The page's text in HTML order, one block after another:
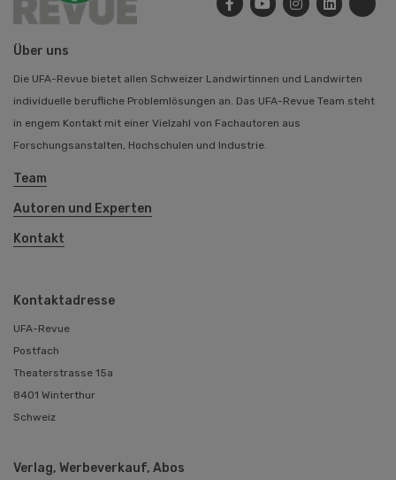
Über uns
Die UFA-Revue bietet allen Schweizer Landwirtinnen und Landwirten
individuelle berufliche Problemlösungen an. Das UFA-Revue Team steht
in engem Kontakt mit einer Vielzahl von Fachautoren aus
Forschungsanstalten, Hochschulen und Industrie.
Team
Autoren und Experten
Kontakt
Kontaktadresse
UFA-Revue
Postfach
Theaterstrasse 15a
8401 Winterthur
Schweiz
Verlag, Werbeverkauf, Abos